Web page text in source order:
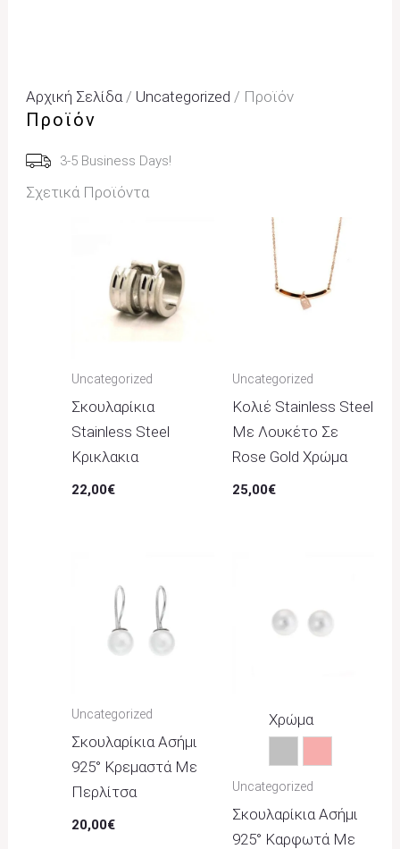
Αρχική Σελίδα / Uncategorized / Προϊόν
Προϊόν
3-5 Business Days!
Σχετικά Προϊόντα
Uncategorized
Σκουλαρίκια
Stainless Steel
Κρικλακια
22,00€
Uncategorized
Κολιέ Stainless Steel
Με Λουκέτο Σε
Rose Gold Χρώμα
25,00€
Uncategorized
Σκουλαρίκια Ασήμι
925° Κρεμαστά Με
Περλίτσα
20,00€
Χρώμα
ΑσημίΡοζ
Uncategorized
Σκουλαρίκια Ασήμι
925° Καρφωτά Με